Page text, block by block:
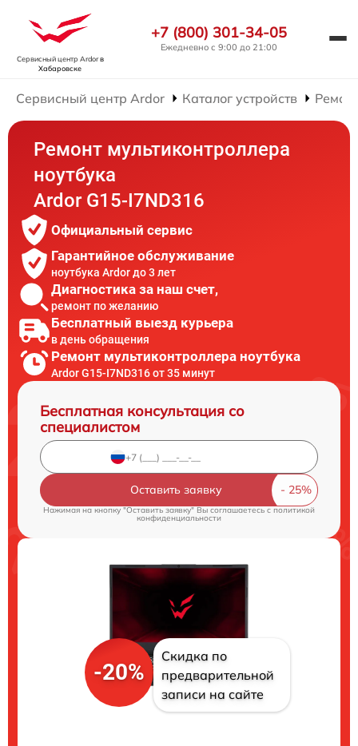
Сервисный центр Ardorв
Хабаровске
+7 (800) 301-34-05
Ежедневно с 9:00 до 21:00
Сервисный центр Ardor Каталог устройств
Ремонт мультиконтроллера
ноутбука
Ardor G15-I7ND316
Официальный сервис
Гарантийное обслуживание
ноутбука Ardor до 3 лет
Диагностика за наш счет,
ремонт по желанию
Бесплатный выезд курьера
в день обращения
Ремонт мультиконтроллера ноутбука
Ardor G15-I7ND316 от 35 минут
Бесплатная консультация со
специалистом
Оставить заявку
Нажимая на кнопку "Оставить заявку" Вы соглашаетесь cполитикой
конфиденциальности
-20%
Скидка по
предварительной
записи на сайте